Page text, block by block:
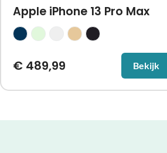
Apple iPhone 13 Pro Max
€489,99 Bekijk